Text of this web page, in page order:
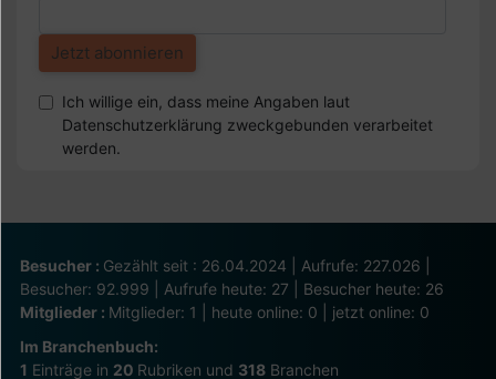
Ich willige ein, dass meine Angaben laut
Datenschutzerklärung zweckgebunden verarbeitet
werden.
Besucher : Gezählt seit : 26.04.2024 | Aufrufe: 227.026 |
Besucher: 92.999 | Aufrufe heute: 27 | Besucher heute: 26
Mitglieder : Mitglieder: 1 | heute online: 0 | jetzt online: 0
Im Branchenbuch:
1 Einträge in 20 Rubriken und 318 Branchen